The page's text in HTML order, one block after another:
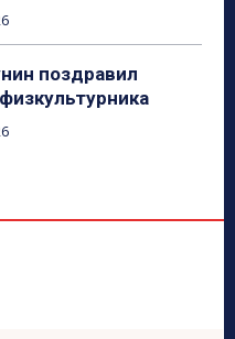
поздравил